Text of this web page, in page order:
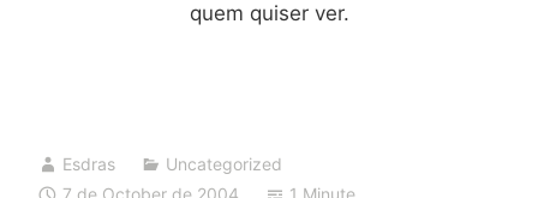
quem quiser ver.
Esdras
Uncategorized